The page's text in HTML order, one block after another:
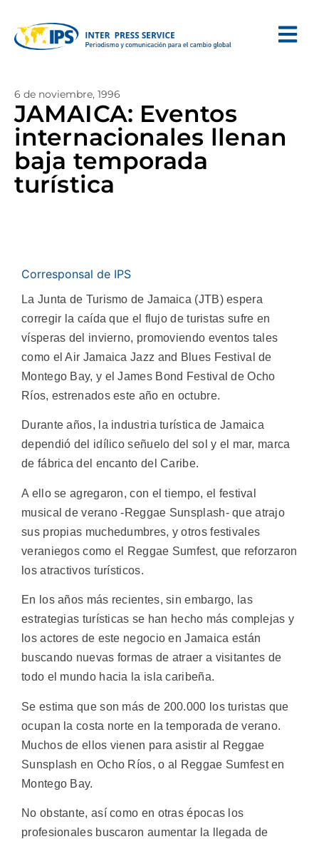
6 de noviembre, 1996
JAMAICA: Eventos
internacionales llenan
baja temporada
turística
Corresponsal de IPS
La Junta de Turismo de Jamaica (JTB) espera
corregir la caída que el flujo de turistas sufre en
vísperas del invierno, promoviendo eventos tales
como el Air Jamaica Jazz and Blues Festival de
Montego Bay, y el James Bond Festival de Ocho
Ríos, estrenados este año en octubre.
Durante años, la industria turística de Jamaica
dependió del idílico señuelo del sol y el mar, marca
de fábrica del encanto del Caribe.
A ello se agregaron, con el tiempo, el festival
musical de verano -Reggae Sunsplash- que atrajo
sus propias muchedumbres, y otros festivales
veraniegos como el Reggae Sumfest, que reforzaron
los atractivos turísticos.
En los años más recientes, sin embargo, las
estrategias turísticas se han hecho más complejas y
los actores de este negocio en Jamaica están
buscando nuevas formas de atraer a visitantes de
todo el mundo hacia la isla caribeña.
Se estima que son más de 200.000 los turistas que
ocupan la costa norte en la temporada de verano.
Muchos de ellos vienen para asistir al Reggae
Sunsplash en Ocho Ríos, o al Reggae Sumfest en
Montego Bay.
No obstante, así como en otras épocas los
profesionales buscaron aumentar la llegada de